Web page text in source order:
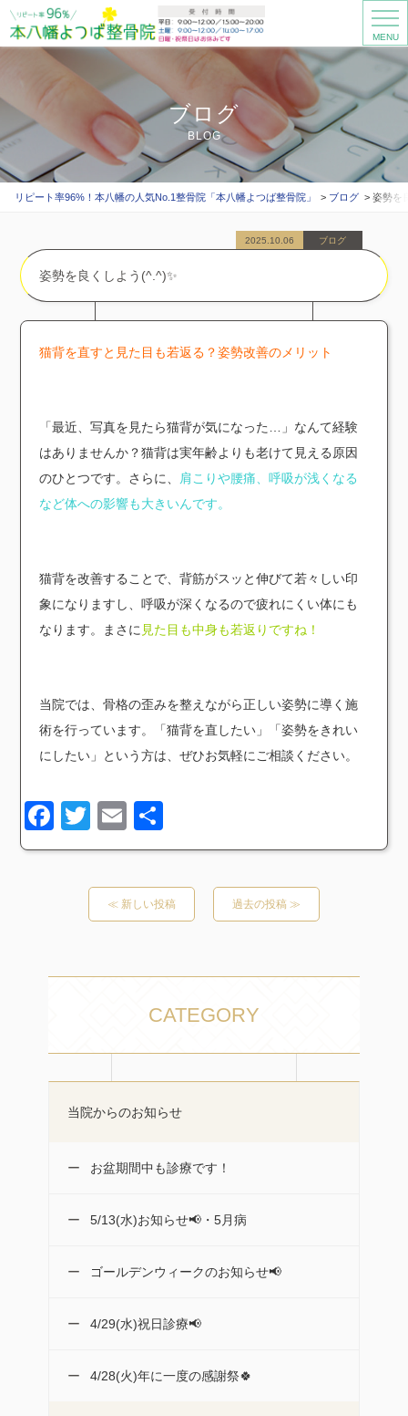
MENU
ブログ
BLOG
リピート率96%！本八幡の人気No.1整骨院「本八幡よつば整骨院」 ブログ 姿勢を
姿勢を良くしよう(^.^)✨️
2025.10.06 ブログ
猫背を直すと見た目も若返る？姿勢改善のメリット
「最近、写真を見たら猫背が気になった…」なんて経験
はありませんか？猫背は実年齢よりも老けて見える原因
のひとつです。さらに、 肩こりや腰痛、呼吸が浅くなる
など体への影響も大きいんです。
猫背を改善することで、背筋がスッと伸びて若々しい印
象になりますし、呼吸が深くなるので疲れにくい体にも
なります。まさに 見た目も中身も若返りですね！
当院では、骨格の歪みを整えながら正しい姿勢に導く施
術を行っています。「猫背を直したい」「姿勢をきれい
にしたい」という方は、ぜひお気軽にご相談ください。
Facebook
TwitterEmail
有
≪ 新しい投稿 過去の投稿 ≫
CATEGORY
当院からのお知らせ
お盆期間中も診療です！
5/13(水)お知らせ📢・5月病
ゴールデンウィークのお知らせ📢
4/29(水)祝日診療📢
4/28(火)年に一度の感謝祭🍀